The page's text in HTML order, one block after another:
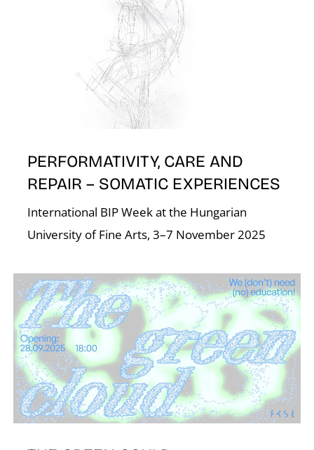
PERFORMATIVITY, CARE AND
REPAIR – SOMATIC EXPERIENCES
International BIP Week at the Hungarian
University of Fine Arts, 3–7 November 2025